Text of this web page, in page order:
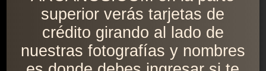
superior verás tarjetas de
crédito girando al lado de
nuestras fotografías y nombres